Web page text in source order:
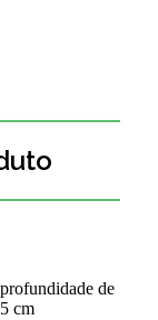
de
cm